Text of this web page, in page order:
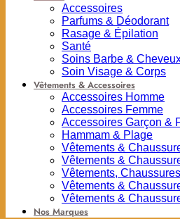
Accessoires
Parfums & Déodorant
Rasage & Épilation
Santé
Soins Barbe &
Soin Visage & Corps
Vêtements & Accessoires
Accessoires Homme
Accessoires Femme
Accessoires Garçon &
Hammam & Plage
Vêtements &
Vêtements &
Vêtements,
Vêtements &
Vêtements &
Nos Marques